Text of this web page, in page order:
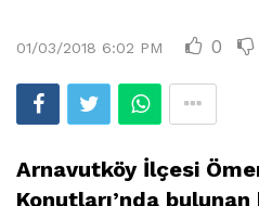
01/03/2018 6:02 PM 0
Arnavutköy İlçesi
Konutları’nda